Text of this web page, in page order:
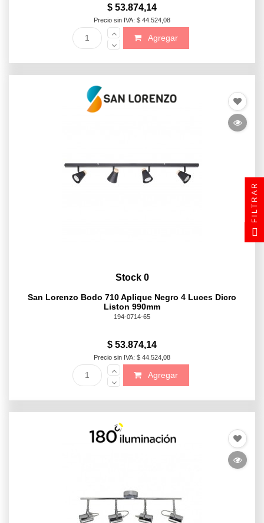
$ 53.874,14
Precio sin IVA: $ 44.524,08
Agregar
Stock 0
San Lorenzo Bodo 710 Aplique Negro 4 Luces Dicro
Liston 990mm
194-0714-65
$ 53.874,14
Precio sin IVA: $ 44.524,08
Agregar
FILTRAR